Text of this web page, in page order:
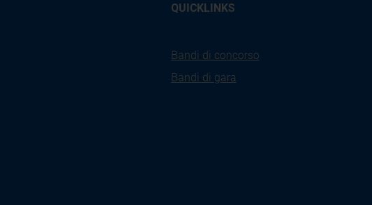
QUICKLINKS
Bandi di concorso
Bandi di gara